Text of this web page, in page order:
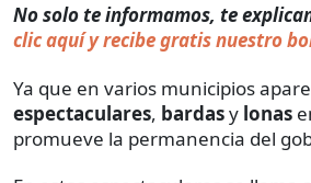
No solo te informamos, te
clic aquí y recibe gratis nuestro
Ya que en varios municipios
espectaculares, bardasy lonas
promueve la permanencia del